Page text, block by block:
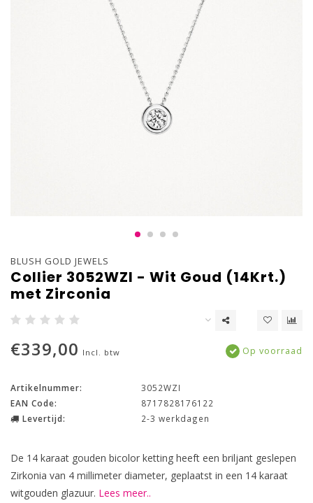
BLUSH GOLD JEWELS
Collier 3052WZI - Wit Goud (14Krt.)
met Zirconia
€339,00 Incl. btw Op voorraad
Artikelnummer:
3052WZI
EAN Code:
8717828176122
Levertijd:
2-3 werkdagen
De 14 karaat gouden bicolor ketting heeft een briljant geslepen
Zirkonia van 4 millimeter diameter, geplaatst in een 14 karaat
witgouden glazuur. Lees meer..